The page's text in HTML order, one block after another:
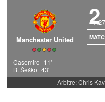
Manchester United
2
1.27
Casemiro 11'
B. Šeško 43'
Arbitre: Chris